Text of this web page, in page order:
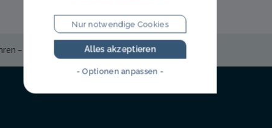
– wenn Motivation fehlt
Nur notwendige Cookies
Alles akzeptieren
- Optionen anpassen -